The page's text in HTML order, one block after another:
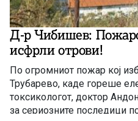
Д-р Чибишев:
исфрли отрови!
По огромниот пожар кој
Трубарево, каде гореше
токсикологот, доктор
за сериозните последици